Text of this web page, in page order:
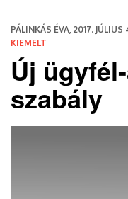
PÁLINKÁS ÉVA, 2017.
KIEMELT
Új
szabály